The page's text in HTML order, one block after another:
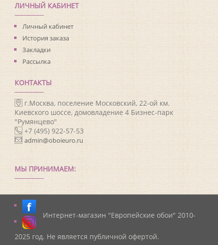
ЛИЧНЫЙ КАБИНЕТ
Личный кабинет
История заказа
Закладки
Рассылка
КОНТАКТЫ
г.Москва, поселение Московский, 22-ой км.
Киевского шоссе, домовладение 4 Бизнес-парк
"Румянцево"
+7 (495) 922-57-53
admin@oboieuro.ru
МЫ ПРИНИМАЕМ:
Интернет-магазин "Европейские обои" 2010-
2025 год. Не является публичной офертой.